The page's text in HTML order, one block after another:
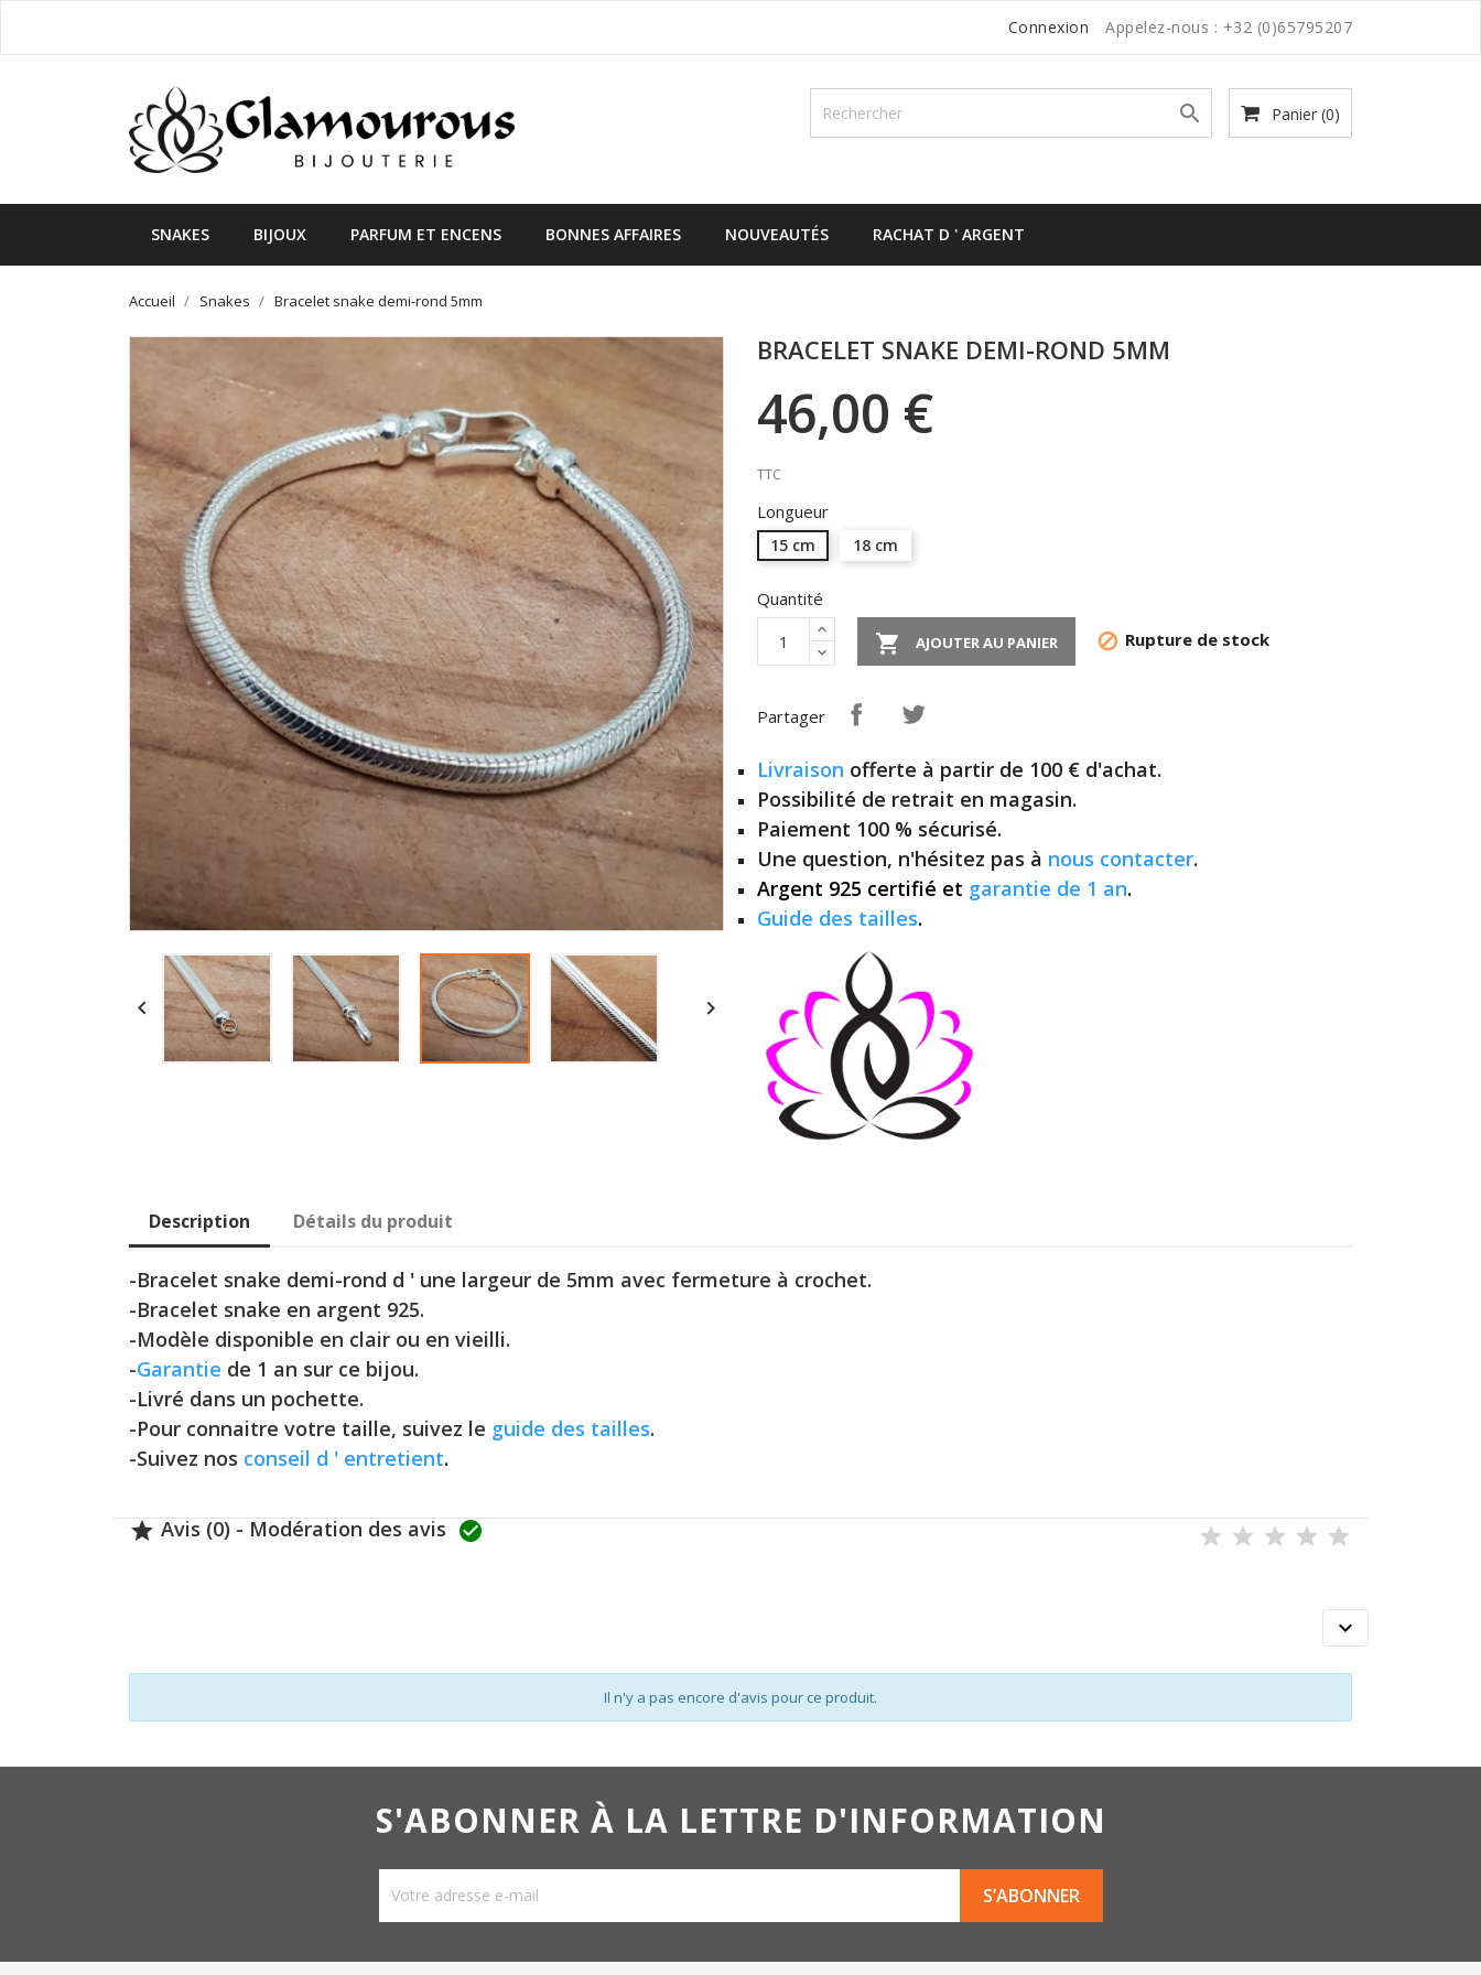
Connexion Appelez-nous : +32 (0)65795207
Panier (0)

SNAKES BIJOUX PARFUM ET ENCENS BONNES AFFAIRES NOUVEAUTÉS RACHAT D ' ARGENT
Accueil Snakes Bracelet snake demi-rond 5mm
 
BRACELET SNAKE DEMI-ROND 5MM
46,00 €
TTC
Longueur
15 cm 18 cm
Quantité
 AJOUTER AU PANIER  Rupture de stock
Partager
Livraison offerte à partir de 100 € d'achat.
Possibilité de retrait en magasin.
Paiement 100 % sécurisé.
Une question, n'hésitez pas à nous contacter.
Argent 925 certifié et garantie de 1 an.
Guide des tailles.
Description Détails du produit
-Bracelet snake demi-rond d ' une largeur de 5mm avec fermeture à crochet.
-Bracelet snake en argent 925.
-Modèle disponible en clair ou en vieilli.
-Garantie de 1 an sur ce bijou.
-Livré dans un pochette.
-Pour connaitre votre taille, suivez le guide des tailles.
-Suivez nos conseil d ' entretient.
Avis (0) - Modération des avis

Il n'y a pas encore d'avis pour ce produit.
S'ABONNER À LA LETTRE D'INFORMATION